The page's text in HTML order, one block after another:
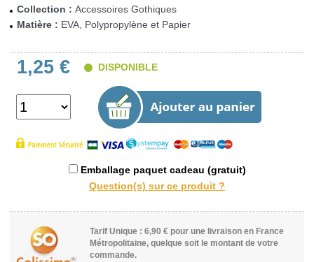
Collection : Accessoires Gothiques
Matière : EVA, Polypropylène et Papier
1,25 € DISPONIBLE
Emballage paquet cadeau (gratuit)
Tarif Unique : 6,90 € pour une livraison en France
Métropolitaine, quelque soit le montant de votre
commande.